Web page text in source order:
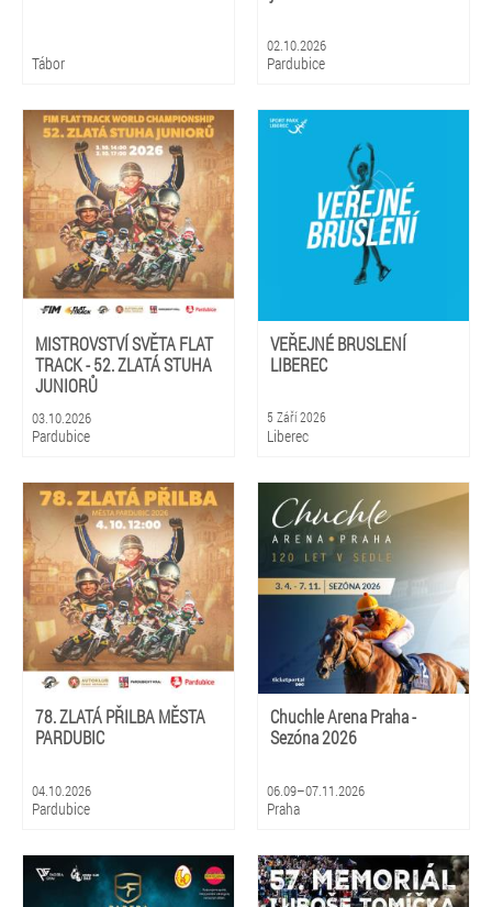
Tábor
02.10.2026
Pardubice
MISTROVSTVÍ SVĚTA FLAT
TRACK - 52. ZLATÁ STUHA
JUNIORŮ
03.10.2026
Pardubice
VEŘEJNÉ BRUSLENÍ
LIBEREC
5 Září 2026
Liberec
78. ZLATÁ PŘILBA MĚSTA
PARDUBIC
04.10.2026
Pardubice
Chuchle Arena Praha -
Sezóna 2026
06.09–07.11.2026
Praha